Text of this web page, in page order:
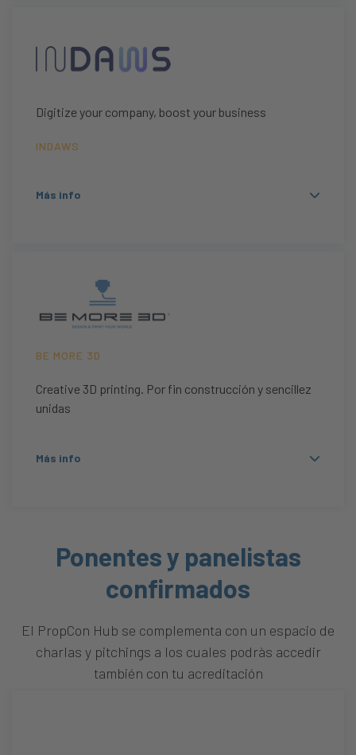
Digitize your company, boost your business
INDAWS
Más info
BE MORE 3D
Creative 3D printing. Por fin construcción y sencillez
unidas
Más info
Ponentes y panelistas
confirmados
El PropCon Hub se complementa con un espacio de
charlas y pitchings a los cuales podràs accedir
también con tu acreditación